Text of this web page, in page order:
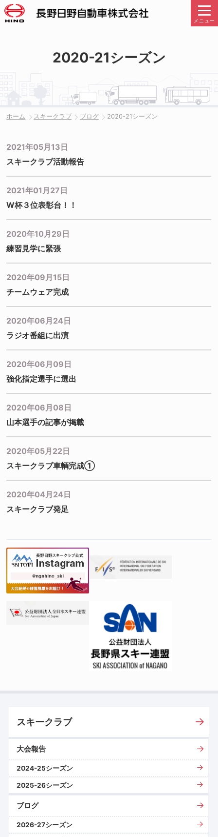
メニュー
2020-21シーズン
ホーム スキークラブ ブログ 2020-21シーズン
2021年05月13日
スキークラブ活動報告
2021年01月27日
W杯３位表彰台！！
2020年10月29日
練習見学に緊張
2020年09月15日
チームウェア完成
2020年06月24日
ラジオ番組に出演
2020年06月09日
強化指定選手に選出
2020年06月08日
山本選手の記事が掲載
2020年05月22日
スキークラブ車輌完成①
2020年04月24日
スキークラブ発足
スキークラブ
大会報告
2024-25シーズン
2025-26シーズン
ブログ
2026-27シーズン